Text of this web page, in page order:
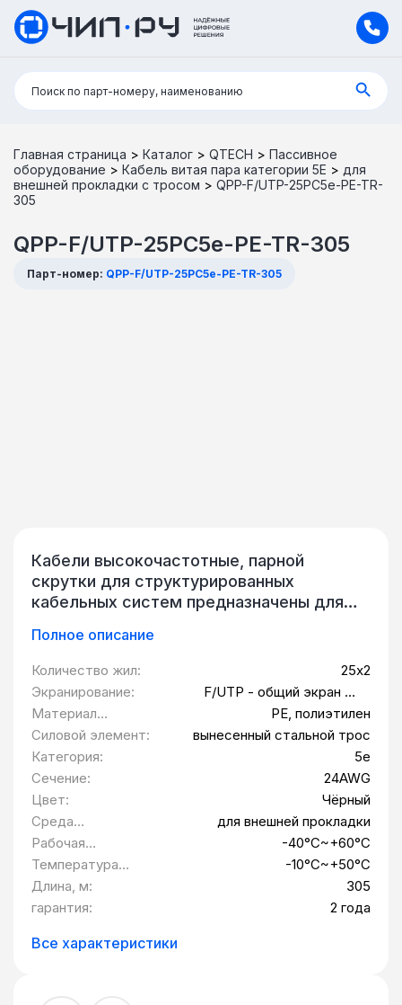
Поиск:
Поиск по парт-номеру, наименованию
Главная страница > Каталог > QTECH > Пассивное
оборудование > Кабель витая пара категории 5Е > для
внешней прокладки с тросом > QPP-F/UTP-25PC5e-PE-TR-
305
QPP-F/UTP-25PC5e-PE-TR-305
Парт-номер: QPP-F/UTP-25PC5e-PE-TR-305
Кабели высокочастотные, парной
скрутки для структурированных
кабельных систем предназначены для
прокладки по стенам зданий, подвески на
воздушных линиях связи и протягивании
между опорами или зданиями, для
работы в частотном диапазоне до 100
MHz (категория 5е по стандарту ГОСТ Р
54429-2011 и ISO/IEC 1180). Кабель
изготовлен в климатическом исполнении
УХЛ, категорий размещения 1, 2 по ГОСТ
15150.
Полное описание
Количество жил:
25х2
Экранирование:
F/UTP - общий экран из
алюмополимерной ленты
Материал
оболочки:
PE, полиэтилен
Силовой элемент:
вынесенный стальной трос
Категория:
5e
Сечение:
24AWG
Цвет:
Чёрный
Среда
эксплуатации:
для внешней прокладки
Рабочая
температура:
-40°C~+60°C
Температура
монтажа:
-10°C~+50°C
Длина, м:
305
гарантия:
2 года
Все характеристики